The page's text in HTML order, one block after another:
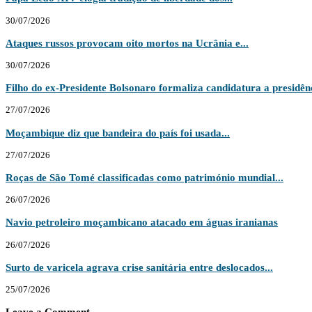
30/07/2026
Ataques russos provocam oito mortos na Ucrânia e...
30/07/2026
Filho do ex-Presidente Bolsonaro formaliza candidatura a
27/07/2026
Moçambique diz que bandeira do país foi usada...
27/07/2026
Roças de São Tomé classificadas como património mundial...
26/07/2026
Navio petroleiro moçambicano atacado em águas iranianas
26/07/2026
Surto de varicela agrava crise sanitária entre deslocados...
25/07/2026